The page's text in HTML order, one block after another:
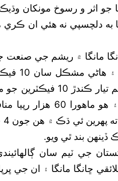
جو اثر و رسوخ مونکان
دلچسپي نه هئي ان ڪري
سو ننڍيون
آهن. حاجي بلال انصاريءَ به ڇانگا مانگا ۾
جي فيڪٽرين ۾ سوين پورهيت ڪم ڪندا
بند ٿي ويو.
جي ٽيم سان
کان 2005 دوران هن علائقي ڇانگا مانگا